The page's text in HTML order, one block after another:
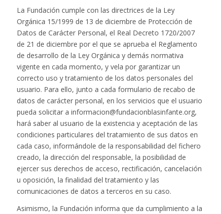
La Fundación cumple con las directrices de la Ley
Orgánica 15/1999 de 13 de diciembre de Protección de
Datos de Carácter Personal, el Real Decreto 1720/2007
de 21 de diciembre por el que se aprueba el Reglamento
de desarrollo de la Ley Orgánica y demás normativa
vigente en cada momento, y vela por garantizar un
correcto uso y tratamiento de los datos personales del
usuario. Para ello, junto a cada formulario de recabo de
datos de carácter personal, en los servicios que el usuario
pueda solicitar a informacion@fundacionblasinfante.org,
hará saber al usuario de la existencia y aceptación de las
condiciones particulares del tratamiento de sus datos en
cada caso, informándole de la responsabilidad del fichero
creado, la dirección del responsable, la posibilidad de
ejercer sus derechos de acceso, rectificación, cancelación
u oposición, la finalidad del tratamiento y las
comunicaciones de datos a terceros en su caso.
Asimismo, la Fundación informa que da cumplimiento a la